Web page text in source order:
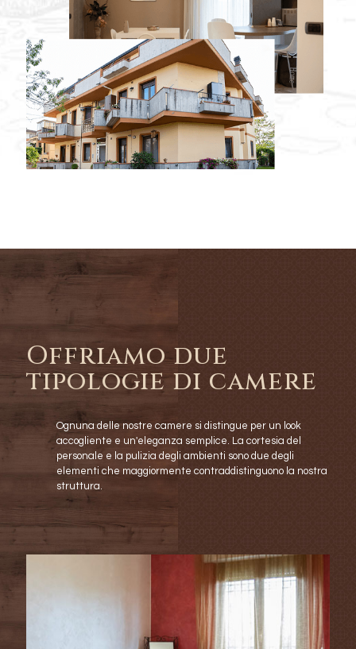
Offriamo due
tipologie di camere
Ognuna delle nostre camere si distingue per un look
accogliente e un'eleganza semplice. La cortesia del
personale e la pulizia degli ambienti sono due degli
elementi che maggiormente contraddistinguono la nostra
struttura.